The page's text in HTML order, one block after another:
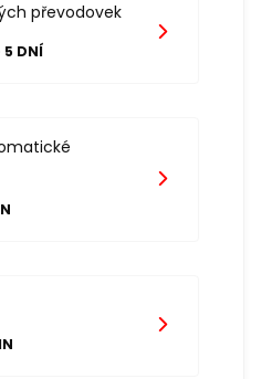
převodovek
5 DNÍ